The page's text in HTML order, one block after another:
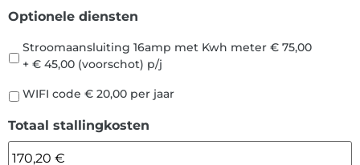
Optionele diensten
Stroomaansluiting 16amp met Kwh meter € 75,00
+ € 45,00 (voorschot) p/j
WIFI code € 20,00 per jaar
Totaal stallingkosten